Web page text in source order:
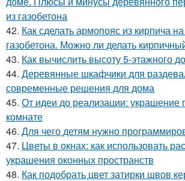
из газобетона
42. Как сделать армопояс из кирпича
газобетона. Можно ли делать
43. Как вычислить высоту 5-этажного
44. Деревянные шкафчики для
современные решения для дома
45. От идеи до реализации: украшение
комнате
46. Для чего детям нужно
47. Цветы в окнах: как использовать
украшения оконных пространств
48. Как подобрать цвет затирки швов